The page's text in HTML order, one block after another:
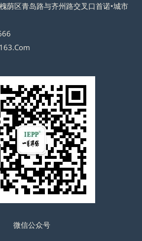
荫区青岛路与齐州路交叉口首诺•城市
微信公众号